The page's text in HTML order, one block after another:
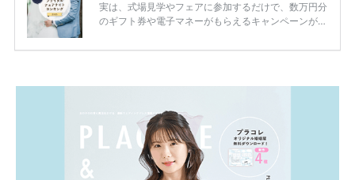
実は、式場見学やフェアに参加するだけで、数万円分
のギフト券や電子マネーがもらえるキャンペーンがあ
ため、比較せずに選ぶと損をしてしまうことも……。
一番お得？」「プラコレの特典は？」といった疑問も
解決します。 まずは診断で候補を絞れる「ウェディ
ング診断」か、体験型 […]続きを読む